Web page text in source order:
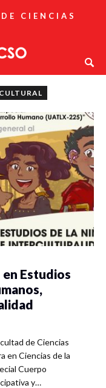
CIENCIAS
Estudios
de Ciencias
en Ciencias de la
Cuerpo
y…